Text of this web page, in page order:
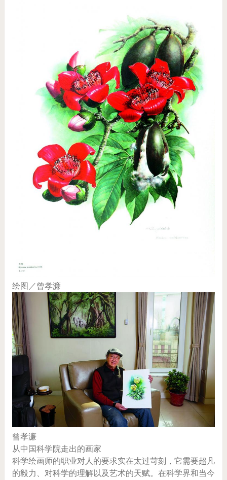
绘图／曾孝濂
曾孝濂
从中国科学院走出的画家
科学绘画师的职业对人的要求实在太过苛刻，它需要超凡
的毅力、对科学的理解以及艺术的天赋。在科学界和当今